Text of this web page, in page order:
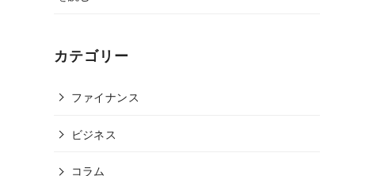
カテゴリー
ファイナンス
ビジネス
コラム